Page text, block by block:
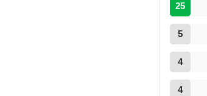
25
5
4
4